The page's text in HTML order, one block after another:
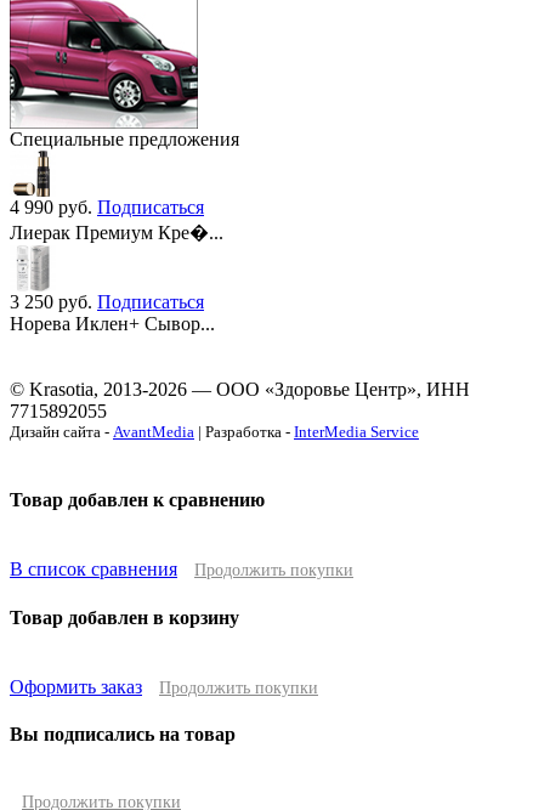
Специальные предложения
4 990 руб. Подписаться
Лиерак Премиум Кре�...
3 250 руб. Подписаться
Норева Иклен+ Сывор...
© Krasotia, 2013-2026 — ООО «Здоровье Центр», ИНН
7715892055
Дизайн сайта - AvantMedia | Разработка - InterMedia Service
Товар добавлен к сравнению
В список сравнения Продолжить покупки
Товар добавлен в корзину
Оформить заказ Продолжить покупки
Вы подписались на товар
Продолжить покупки